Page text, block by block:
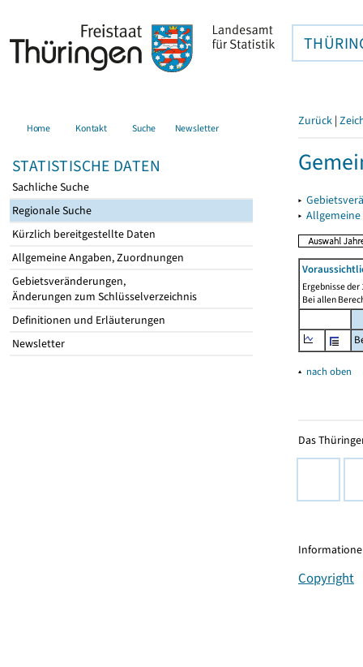
Home Kontakt Suche Newsletter
STATISTISCHE DATEN
Sachliche Suche
Regionale Suche
Kürzlich bereitgestellte Daten
Allgemeine Angaben, Zuordnungen
Gebietsveränderungen,
Änderungen zum Schlüsselverzeichnis
Definitionen und Erläuterungen
Newsletter
Zurück |
▸
▸
Ergebnisse
Bei allen
▴ nach oben
Das
Copyright